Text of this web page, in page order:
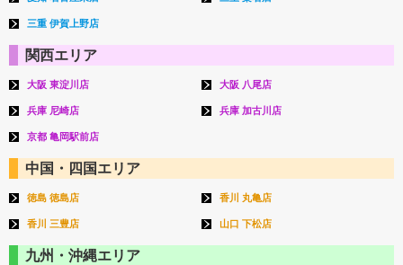
三重 伊賀上野店
関西エリア
大阪 東淀川店 大阪 八尾店
兵庫 尼崎店 兵庫 加古川店
京都 亀岡駅前店
中国・四国エリア
徳島 徳島店 香川 丸亀店
香川 三豊店 山口 下松店
九州・沖縄エリア